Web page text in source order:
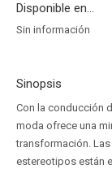
Disponible en...
Sin información
Sinopsis
Con la conducción
moda ofrece una
transformación.
estereotipos están